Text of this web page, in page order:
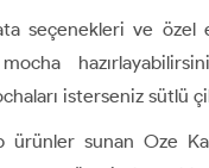
seçenekleri ve
isterseniz sütlü
ürünler sunan Oze